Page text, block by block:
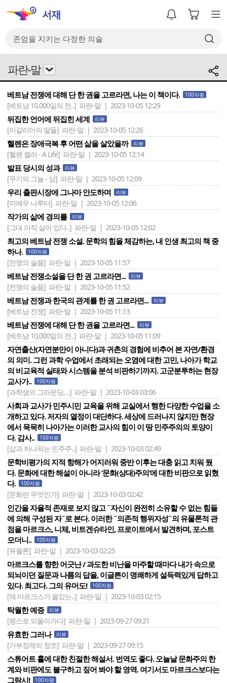
파란-말
베트남 전쟁에 대해 단 한 권을 고르라면, 나는 이 책이다. 100자평
[베트남 10,000일의 전..] 파란-말 | 2023-10-05 12:29
뒤집한 언어에 뒤집힌 세계 리뷰
[이갈리아의 딸들] 파란-말 | 2023-10-05 12:26
헬렌은 장애극복 후 어떤 삶을 살았을까 리뷰
[헬렌 켈러 - A Life] 파란-말 | 2023-10-05 12:14
발표 당시의 성과 리뷰
[무기의 그늘 - 상] 파란-말 | 2023-10-05 12:09
우리 출판시장에 그나마 안도하며 리뷰
[미에우 나루터] 파란-말 | 2023-10-05 12:06
작가의 삶에 경의를 리뷰
[그대 아직 살아 있다..] 파란-말 | 2023-10-05 12:02
최고의 베트남 전쟁 소설. 문학의 힘을 체감하는, 내 인생 최고의 책 중
하나.
100자평
[전쟁의 슬픔] 파란-말 | 2023-10-05 11:57
베트남 전쟁소설을 단 한 권 고르라면... 리뷰
[전쟁의 슬픔] 파란-말 | 2023-10-05 11:52
베트남 전쟁과 한국의 관계를 한 권 고르라면... 리뷰
[베트남 전쟁] 파란-말 | 2023-10-05 11:13
베트남 전쟁에 대해 단 한 권을 고르라면... 리뷰
[베트남 10,000일의 전..] 파란-말 | 2023-10-05 11:09
자연출산(자연분만이 아니다)과 귀촌의 경험에 비추어 본 자연/환경
의 의미. 그런 과학 수업에서 초래되는 오염에 대한 고민, 나아가 학교
의 비교육적 실태와 시스템을 분석 비판하기까지. 고군분투하는 현장
교사가..
100자평
[과학샘의 그라운딩, ..] 파란-말 | 2023-10-03 03:06
사회과 교사가 민주시민 교육을 위해 교실에서 행한 다양한 수업을 소
개하고 있다. 저자의 열정이 대단하다. 세상에 드러나지 않지만 현장
에서 묵묵히 나아가는 이러한 교사의 힘이 이 땅 민주주의의 토양이
다. 감사..
100자평
[삶과 하나되는 민주주..] 파란-말 | 2023-10-03 02:49
문학비평가의 지적 항해가 어지러워 중반 이후는 대충 읽고 치워 뒀
다. 문화에 대한 해설이 아니라 ‘문화(상대)주의‘에 대한 비판으로 읽혔
다.
100자평
[문화란 무엇인가] 파란-말 | 2023-10-03 02:42
인간을 자율적 존재로 보지 않고 ˝자신이 완전히 소유할 수 없는 힘들
에 의해 구성된 자˝로 본다. 이러한 ˝의존적 행위자성˝의 유물론적 관
점을 마르크스, 니체, 비트겐슈타인, 프로이트에서 발견하며, 포스트
모더니..
100자평
[유물론] 파란-말 | 2023-10-03 02:25
마르크스를 향한 어긋난 / 과도한 비난을 마주할 때마다 내가 속으로
되뇌이던 질문과 나름의 답을, 이글튼이 명쾌하게 설득력있게 답하고
있다. 최고다. 그의 유머도!
100자평
[왜 마르크스가 옳았는..] 파란-말 | 2023-10-03 02:15
탁월한 예증 리뷰
[랭스로 되돌아가다] 파란-말 | 2023-09-27 09:21
유효한 그러나 리뷰
[가부장제의 창조] 파란-말 | 2023-09-27 09:15
스튜어트 홀에 대한 친절한 해설서. 번역도 좋다. 오늘날 문화주의 한
계와 비판에도 불구하고 짚어 봐야 할 영역. 여기서도 마르크스보다는
그람시!
100자평